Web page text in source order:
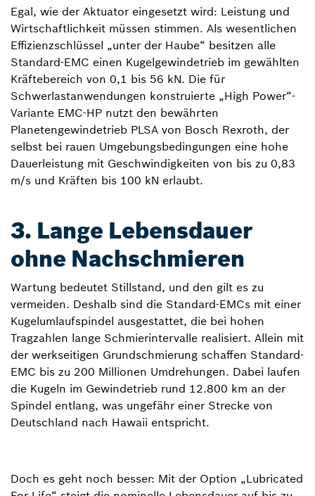
Egal, wie der Aktuator eingesetzt wird: Leistung und
Wirtschaftlichkeit müssen stimmen. Als wesentlichen
Effizienzschlüssel „unter der Haube“ besitzen alle
Standard-EMC einen Kugelgewindetrieb im gewählten
Kräftebereich von 0,1 bis 56 kN. Die für
Schwerlastanwendungen konstruierte „High Power“-
Variante EMC-HP nutzt den bewährten
Planetengewindetrieb PLSA von Bosch Rexroth, der
selbst bei rauen Umgebungsbedingungen eine hohe
Dauerleistung mit Geschwindigkeiten von bis zu 0,83
m/s und Kräften bis 100 kN erlaubt.
3. Lange Lebensdauer
ohne Nachschmieren
Wartung bedeutet Stillstand, und den gilt es zu
vermeiden. Deshalb sind die Standard-EMCs mit einer
Kugelumlaufspindel ausgestattet, die bei hohen
Tragzahlen lange Schmierintervalle realisiert. Allein mit
der werkseitigen Grundschmierung schaffen Standard-
EMC bis zu 200 Millionen Umdrehungen. Dabei laufen
die Kugeln im Gewindetrieb rund 12.800 km an der
Spindel entlang, was ungefähr einer Strecke von
Deutschland nach Hawaii entspricht.
Doch es geht noch besser: Mit der Option „Lubricated